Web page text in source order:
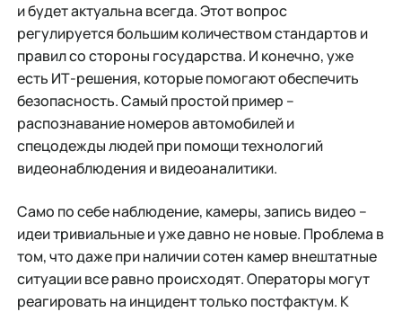
и будет актуальна всегда. Этот вопрос
регулируется большим количеством стандартов и
правил со стороны государства. И конечно, уже
есть ИТ-решения, которые помогают обеспечить
безопасность. Самый простой пример –
распознавание номеров автомобилей и
спецодежды людей при помощи технологий
видеонаблюдения и видеоаналитики.
Само по себе наблюдение, камеры, запись видео –
идеи тривиальные и уже давно не новые. Проблема в
том, что даже при наличии сотен камер внештатные
ситуации все равно происходят. Операторы могут
реагировать на инцидент только постфактум. К